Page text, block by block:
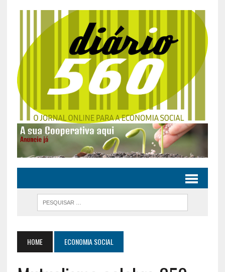
HOME ECONOMIA SOCIAL